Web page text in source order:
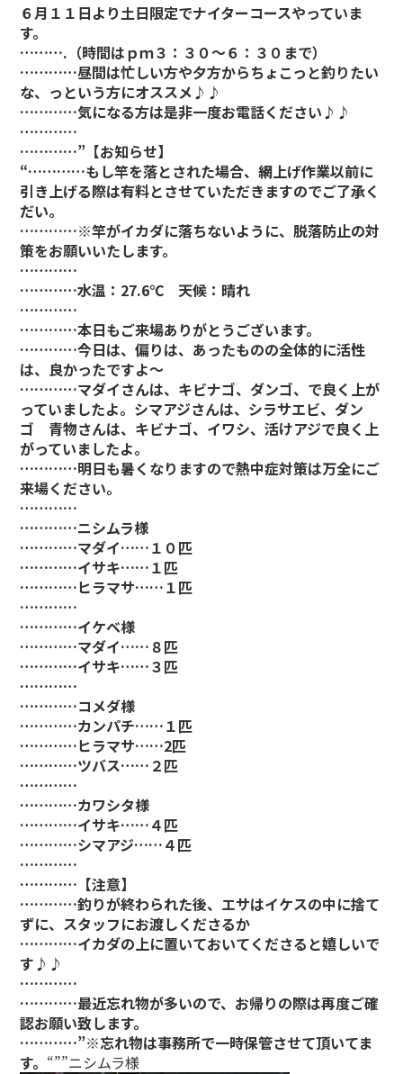
６月１１日より土日限定でナイターコースやっていま
す。
……….（時間はｐｍ３：３０～６：３０まで）
…………昼間は忙しい方や夕方からちょこっと釣りたい
な、っという方にオススメ♪♪
…………気になる方は是非一度お電話ください♪♪
…………
…………” 【お知らせ】
“…………もし竿を落とされた場合、網上げ作業以前に
引き上げる際は有料とさせていただきますのでご了承く
だい。
…………※竿がイカダに落ちないように、脱落防止の対
策をお願いいたします。
…………
…………水温：27.6℃ 天候：晴れ
…………
…………本日もご来場ありがとうございます。
…………今日は、偏りは、あったものの全体的に活性
は、良かったですよ～
…………マダイさんは、キビナゴ、ダンゴ、で良く上が
っていましたよ。シマアジさんは、シラサエビ、ダン
ゴ 青物さんは、キビナゴ、イワシ、活けアジで良く上
がっていましたよ。
…………明日も暑くなりますので熱中症対策は万全にご
来場ください。
…………
…………ニシムラ様
…………マダイ……１０匹
…………イサキ……１匹
…………ヒラマサ……１匹
…………
…………イケベ様
…………マダイ……８匹
…………イサキ……３匹
…………
…………コメダ様
…………カンパチ……１匹
…………ヒラマサ……2匹
…………ツバス……２匹
…………
…………カワシタ様
…………イサキ……４匹
…………シマアジ……４匹
…………
…………【注意】
…………釣りが終わられた後、エサはイケスの中に捨て
ずに、スタッフにお渡しくださるか
…………イカダの上に置いておいてくださると嬉しいで
す♪♪
…………
…………最近忘れ物が多いので、お帰りの際は再度ご確
認お願い致します。
…………”※忘れ物は事務所で一時保管させて頂いてま
す。 “””ニシムラ様